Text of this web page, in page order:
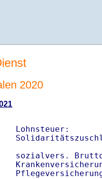
2020
Lohnsteuer:
sozialvers.